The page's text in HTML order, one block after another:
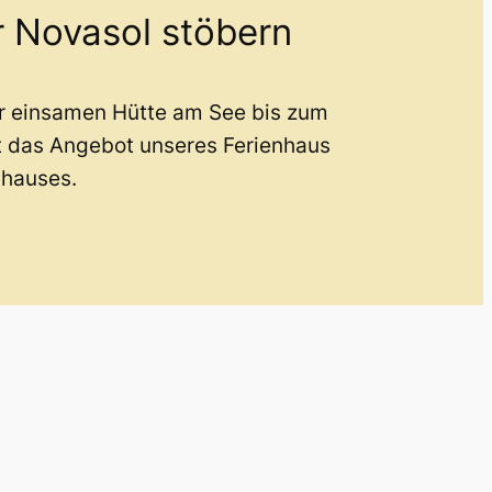
Novasol stöbern
Hütte am See bis zum
Angebot unseres Ferienhaus